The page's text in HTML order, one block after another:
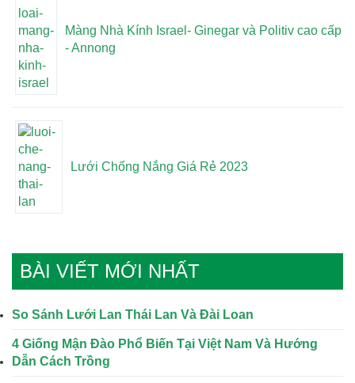
Màng Nhà Kính Israel- Ginegar và Politiv cao cấp
- Annong
Lưới Chống Nắng Giá Rẻ 2023
BÀI VIẾT MỚI NHẤT
So Sánh Lưới Lan Thái Lan Và Đài Loan
4 Giống Mận Đào Phổ Biến Tại Việt Nam Và Hướng
Dẫn Cách Trồng